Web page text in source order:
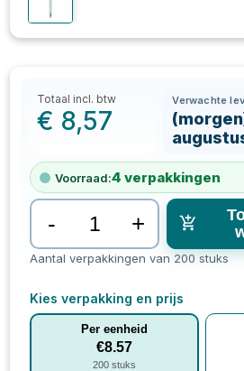
Totaal incl. btw
€ 8,57
Verwachte
Voorraad:4 verpakkingen
- +
Aantal verpakkingen van 200 stuks
Kies verpakking en prijs
Per eenheid
€8.57
200stuks